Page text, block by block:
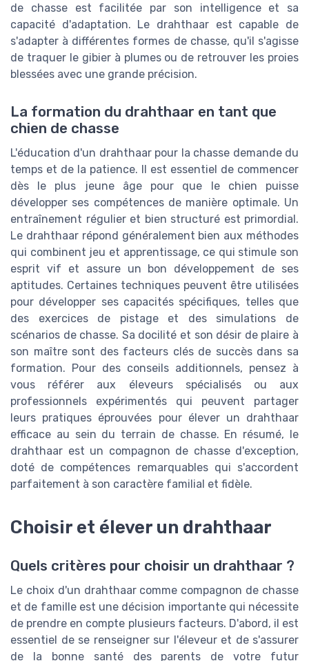
de chasse est facilitée par son intelligence et sa
capacité d'adaptation. Le drahthaar est capable de
s'adapter à différentes formes de chasse, qu'il s'agisse
de traquer le gibier à plumes ou de retrouver les proies
blessées avec une grande précision.
La formation du drahthaar en tant que
chien de chasse
L'éducation d'un drahthaar pour la chasse demande du
temps et de la patience. Il est essentiel de commencer
dès le plus jeune âge pour que le chien puisse
développer ses compétences de manière optimale. Un
entraînement régulier et bien structuré est primordial.
Le drahthaar répond généralement bien aux méthodes
qui combinent jeu et apprentissage, ce qui stimule son
esprit vif et assure un bon développement de ses
aptitudes. Certaines techniques peuvent être utilisées
pour développer ses capacités spécifiques, telles que
des exercices de pistage et des simulations de
scénarios de chasse. Sa docilité et son désir de plaire à
son maître sont des facteurs clés de succès dans sa
formation. Pour des conseils additionnels, pensez à
vous référer aux éleveurs spécialisés ou aux
professionnels expérimentés qui peuvent partager
leurs pratiques éprouvées pour élever un drahthaar
efficace au sein du terrain de chasse. En résumé, le
drahthaar est un compagnon de chasse d'exception,
doté de compétences remarquables qui s'accordent
parfaitement à son caractère familial et fidèle.
Choisir et élever un drahthaar
Quels critères pour choisir un drahthaar ?
Le choix d'un drahthaar comme compagnon de chasse
et de famille est une décision importante qui nécessite
de prendre en compte plusieurs facteurs. D'abord, il est
essentiel de se renseigner sur l'éleveur et de s'assurer
de la bonne santé des parents de votre futur